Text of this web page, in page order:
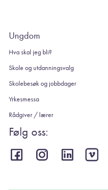
Ungdom
Hva skal jeg bli?
Skole og utdanningsvalg
Skolebesøk og jobbdager
Yrkesmessa
Rådgiver / lærer
Følg oss: